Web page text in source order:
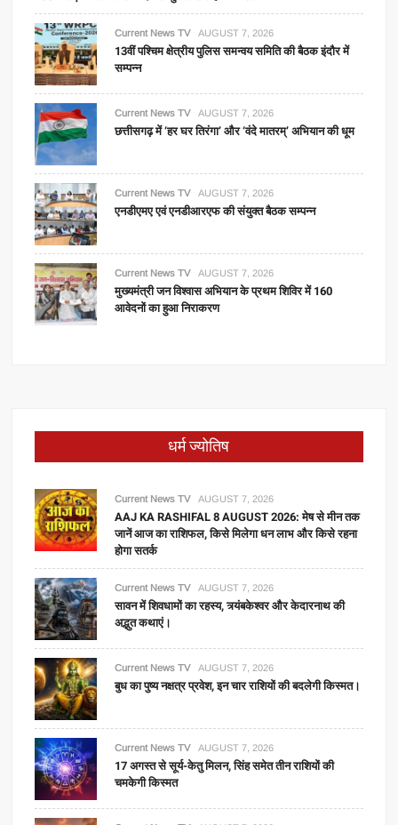
Current News TV AUGUST 7, 2026
13वीं पश्चिम क्षेत्रीय पुलिस समन्वय समिति की बैठक इंदौर में
सम्पन्न
Current News TV AUGUST 7, 2026
छत्तीसगढ़ में ‘हर घर तिरंगा’ और ‘वंदे मातरम्’ अभियान की धूम
Current News TV AUGUST 7, 2026
एनडीएमए एवं एनडीआरएफ की संयुक्त बैठक सम्पन्न
Current News TV AUGUST 7, 2026
मुख्यमंत्री जन विश्वास अभियान के प्रथम शिविर में 160
आवेदनों का हुआ निराकरण
धर्म ज्योतिष
Current News TV AUGUST 7, 2026
AAJ KA RASHIFAL 8 AUGUST 2026: मेष से मीन तक
जानें आज का राशिफल, किसे मिलेगा धन लाभ और किसे रहना
होगा सतर्क
Current News TV AUGUST 7, 2026
सावन में शिवधामों का रहस्य, त्र्यंबकेश्वर और केदारनाथ की
अद्भुत कथाएं।
Current News TV AUGUST 7, 2026
बुध का पुष्य नक्षत्र प्रवेश, इन चार राशियों की बदलेगी किस्मत।
Current News TV AUGUST 7, 2026
17 अगस्त से सूर्य-केतु मिलन, सिंह समेत तीन राशियों की
चमकेगी किस्मत